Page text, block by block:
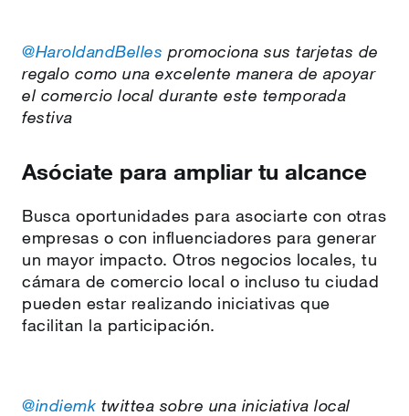
@HaroldandBelles promociona sus tarjetas de
regalo como una excelente manera de apoyar
el comercio local durante este temporada
festiva
Asóciate para ampliar tu alcance
Busca oportunidades para asociarte con otras
empresas o con influenciadores para generar
un mayor impacto. Otros negocios locales, tu
cámara de comercio local o incluso tu ciudad
pueden estar realizando iniciativas que
facilitan la participación.
@indiemk twittea sobre una iniciativa local